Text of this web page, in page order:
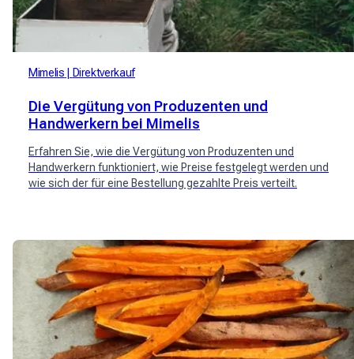
Mimelis Direktverkauf
Die Vergütung von Produzenten und
Handwerkern bei Mimelis
Erfahren Sie, wie die Vergütung von Produzenten und
Handwerkern funktioniert, wie Preise festgelegt werden und
wie sich der für eine Bestellung gezahlte Preis verteilt.